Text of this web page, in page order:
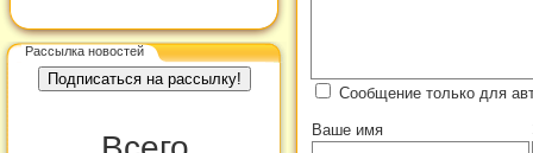
Рассылка новостей
Сообщение только для
Ваше имя